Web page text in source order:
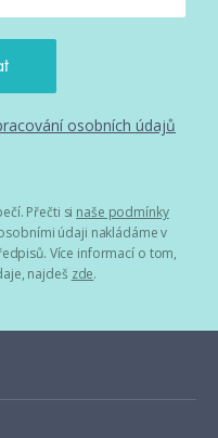
osobních údajů
Přečti si naše podmínky
údaji nakládáme v
Více informací o tom,
najdeš zde.